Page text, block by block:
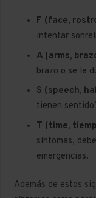
F (face,
intentar
A (arms,
brazo o se le
S (speech,
tienen
T (time,
síntomas,
emergencias.
Además de estos